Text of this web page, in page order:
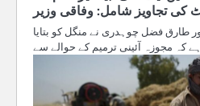
کی تجاویز شامل: وفاقی وزیر
طارق فضل چوہدری نے منگل کو بتایا